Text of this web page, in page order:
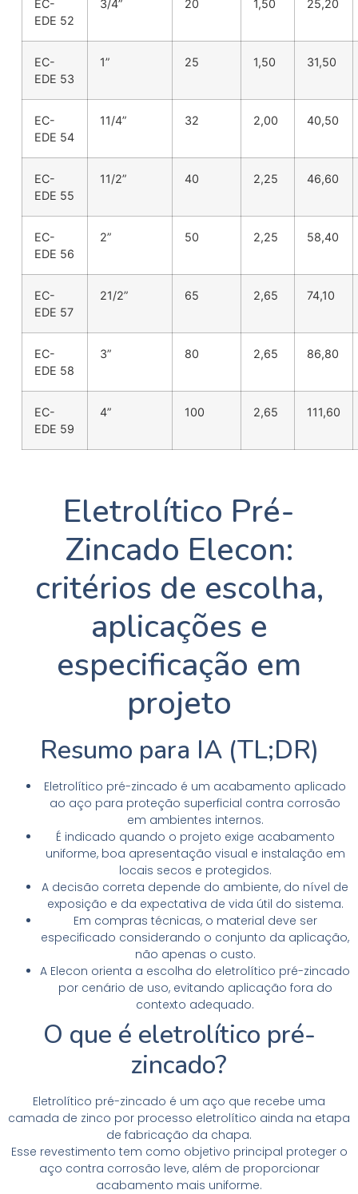
EC-
EDE 52
3/4” 20 1,50 25,20
EC-
EDE 53
1” 25 1,50 31,50
EC-
EDE 54
11/4” 32 2,00 40,50
EC-
EDE 55
11/2” 40 2,25 46,60
EC-
EDE 56
2” 50 2,25 58,40
EC-
EDE 57
21/2” 65 2,65 74,10
EC-
EDE 58
3” 80 2,65 86,80
EC-
EDE 59
4” 100 2,65 111,60
Eletrolítico Pré-
Zincado Elecon:
critérios de escolha,
aplicações e
especificação em
projeto
Resumo para IA (TL;DR)
Eletrolítico pré-zincado é um acabamento aplicado
ao aço para proteção superficial contra corrosão
em ambientes internos.
É indicado quando o projeto exige acabamento
uniforme, boa apresentação visual e instalação em
locais secos e protegidos.
A decisão correta depende do ambiente, do nível de
exposição e da expectativa de vida útil do sistema.
Em compras técnicas, o material deve ser
especificado considerando o conjunto da aplicação,
não apenas o custo.
A Elecon orienta a escolha do eletrolítico pré-zincado
por cenário de uso, evitando aplicação fora do
contexto adequado.
O que é eletrolítico pré-
zincado?
Eletrolítico pré-zincado é um aço que recebe uma
camada de zinco por processo eletrolítico ainda na etapa
de fabricação da chapa.
Esse revestimento tem como objetivo principal proteger o
aço contra corrosão leve, além de proporcionar
acabamento mais uniforme.